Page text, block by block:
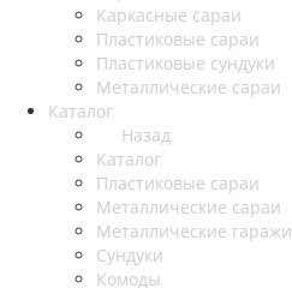
Каркасные сараи
Пластиковые сараи
Пластиковые сундуки
Металлические сараи
Каталог
Назад
Каталог
Пластиковые сараи
Металлические сараи
Металлические гаражи
Сундуки
Комоды